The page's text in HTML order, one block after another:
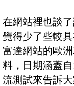
在網站裡也談
覺得少了些較
富達網站的歐
料，日期涵蓋
流測試來告訴